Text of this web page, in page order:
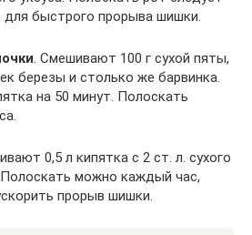
для быстрого прорыва шишки.
. Смешивают 100 г сухой пяты,
березы и столько же барвинка.
на 50 минут. Полоскать
0,5 л кипятка с 2 ст. л. сухого
можно каждый час,
прорыв шишки.